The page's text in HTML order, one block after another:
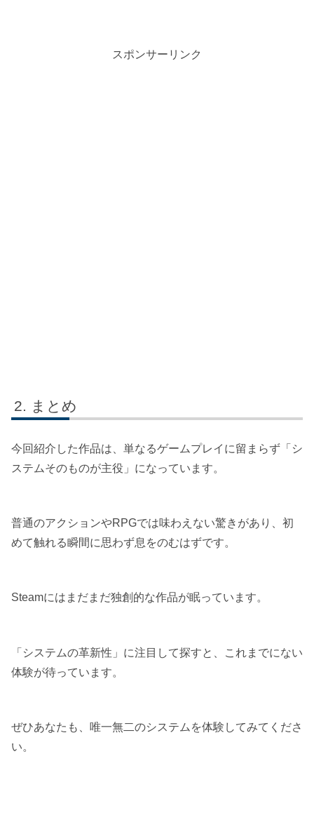
スポンサーリンク
まとめ
今回紹介した作品は、単なるゲームプレイに留まらず「シ
ステムそのものが主役」になっています。
普通のアクションやRPGでは味わえない驚きがあり、初
めて触れる瞬間に思わず息をのむはずです。
Steamにはまだまだ独創的な作品が眠っています。
「システムの革新性」に注目して探すと、これまでにない
体験が待っています。
ぜひあなたも、唯一無二のシステムを体験してみてくださ
い。